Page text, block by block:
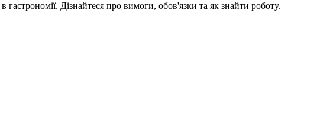
Дізнайтеся про вимоги, обов'язки та як знайти роботу.